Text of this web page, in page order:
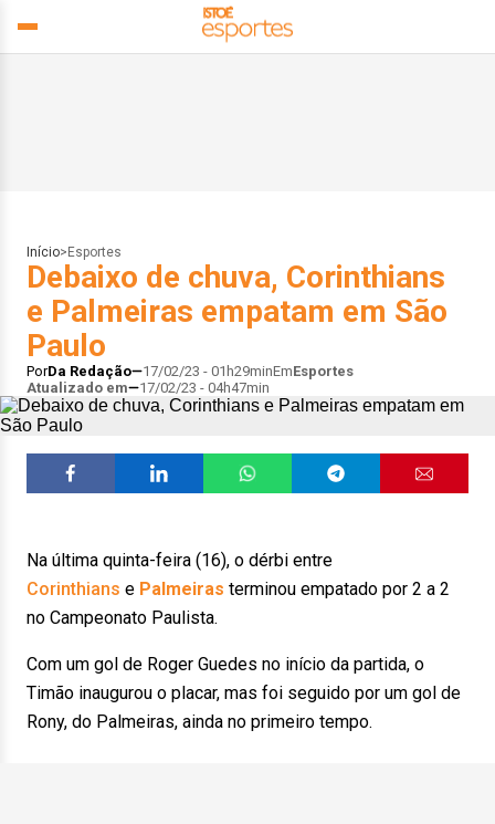
Início> Esportes
Debaixo de chuva, Corinthians
e Palmeiras empatam em São
Paulo
PorDa Redação 17/02/23 - 01h29minEmEsportes
Atualizado em
17/02/23 - 04h47min
Na última quinta-feira (16), o dérbi entre
Corinthians e Palmeiras terminou empatado por 2 a 2
no Campeonato Paulista.
Com um gol de Roger Guedes no início da partida, o
Timão inaugurou o placar, mas foi seguido por um gol de
Rony, do Palmeiras, ainda no primeiro tempo.